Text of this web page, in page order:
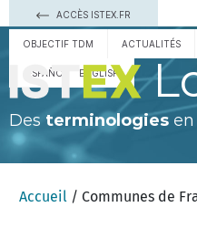
ACCÈS ISTEX.FR
OBJECTIF TDM ACTUALITÉS
ESPAÑOL ENGLISH
Des terminologies
Accueil / Communes de